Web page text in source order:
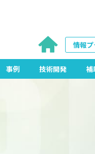
情報
事例 技術開発 補